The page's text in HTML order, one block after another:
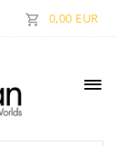
0,00 EUR